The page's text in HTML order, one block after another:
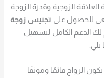
الزوجية وقدرة الزوجة
للحصول على تجنيس زوجة
لك الدعم الكامل لتسهيل
يلي:
الزواج قائمًا وموثقًا